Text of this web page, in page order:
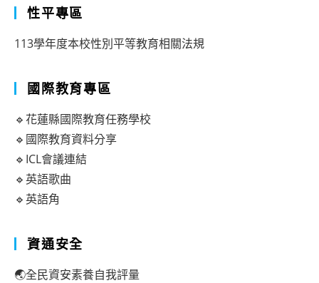
性平專區
113學年度本校性別平等教育相關法規
國際教育專區
🔹花蓮縣國際教育任務學校
🔹國際教育資料分享
🔹ICL會議連結
🔹英語歌曲
🔹英語角
資通安全
🌏全民資安素養自我評量